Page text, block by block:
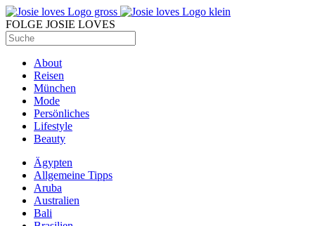
FOLGE JOSIE LOVES
About
Reisen
München
Mode
Persönliches
Lifestyle
Beauty
Ägypten
Allgemeine Tipps
Aruba
Australien
Bali